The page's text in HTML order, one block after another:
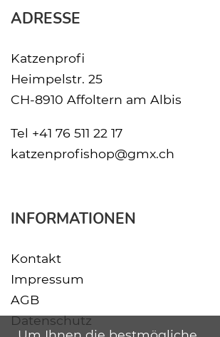
ADRESSE
Katzenprofi
Heimpelstr. 25
CH-8910 Affoltern am Albis
Tel +41 76 511 22 17
katzenprofishop@gmx.ch
INFORMATIONEN
Kontakt
Impressum
AGB
Datenschutz